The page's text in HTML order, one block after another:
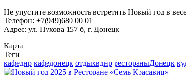
Не упустите возможность встретить Новый год в
Телефон: +7(949)680 00 01
Адрес: ул. Пухова 157 б, г. Донецк
Карта
Теги
кафеднр кафедонецк отдыхвднр рестораныДонецк